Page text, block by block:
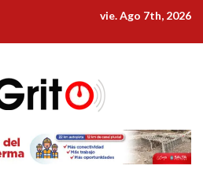
vie. Ago 7th, 2026